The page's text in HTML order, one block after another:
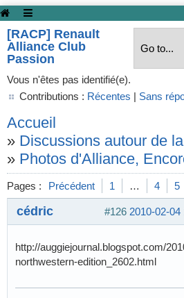
[RACP] Renault
Alliance Club
Passion
Vous n'êtes pas identifié(e).
Contributions : Récentes | Sans
Accueil
» Discussions autour de
» Photos d'Alliance,
Pages : Précédent 1 … 4 5
#126 2010-02-04
cédric
http://auggiejournal.blogspot.com/
northwestern-edition_2602.html